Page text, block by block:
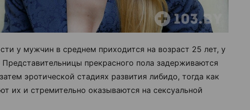
у мужчин в среднем приходится на возраст 25 лет, у
прекрасного пола задерживаются
эротической стадиях развития либидо, тогда как
их и стремительно оказываются на сексуальной